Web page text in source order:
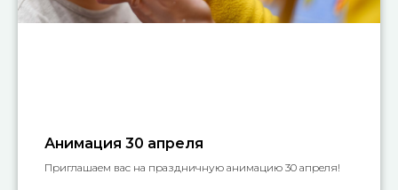
Анимация 30 апреля
Приглашаем вас на праздничную анимацию 30 апреля!